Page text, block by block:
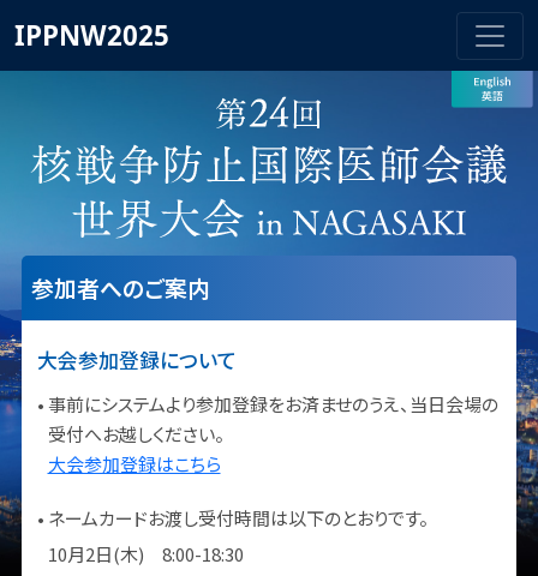
IPPNW2025
参加者へのご案内
大会参加登録について
•事前にシステムより参加登録をお済ませのうえ、当日会場の
受付へお越しください。
大会参加登録はこちら
• ネームカードお渡し受付時間は以下のとおりです。
10月2日(木) 8:00-18:30